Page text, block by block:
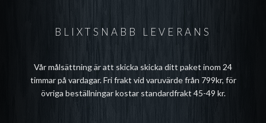
BLIXTSNABB LEVERANS
Vår målsättning är att skicka skicka ditt paket inom 24
timmar på vardagar. Fri frakt vid varuvärde från 799kr, för
övriga beställningar kostar standardfrakt 45-49 kr.